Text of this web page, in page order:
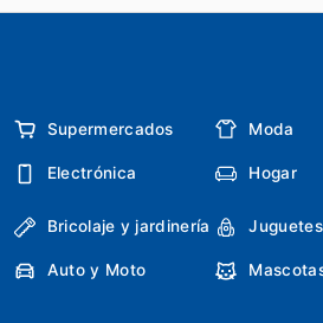
Supermercados Moda
Electrónica Hogar
Bricolaje y jardinería
Auto y Moto